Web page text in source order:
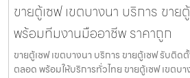
ขายตู้เซฟ เขตบางนา บริการ ขา
พร้อมทีมงานมืออาชีพ ราคาถูก
ขายตู้เซฟ เขตบางนา บริการ ขายตู้เซฟ รับติ
ตลอด พร้อมให้บริการทั่วไทย ขายตู้เซฟ เขตบา